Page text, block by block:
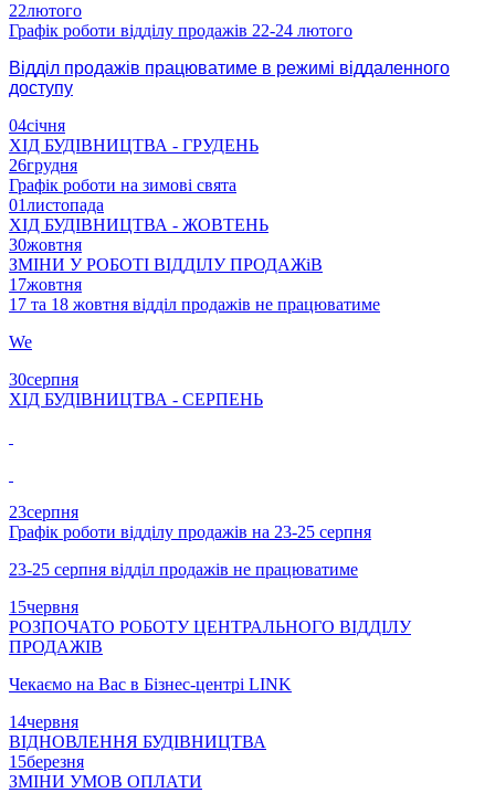
22лютого
Графік роботи відділу продажів 22-24 лютого
Відділ продажів працюватиме в режимі віддаленного
доступу
04січня
ХІД БУДІВНИЦТВА - ГРУДЕНЬ
26грудня
Графік роботи на зимові свята
01листопада
ХІД БУДІВНИЦТВА - ЖОВТЕНЬ
30жовтня
ЗМІНИ У РОБОТІ ВІДДІЛУ ПРОДАЖіВ
17жовтня
17 та 18 жовтня відділ продажів не працюватиме
We
30серпня
ХІД БУДІВНИЦТВА - СЕРПЕНЬ
23серпня
Графік роботи відділу продажів на 23-25 серпня
23-25 серпня відділ продажів не працюватиме
15червня
РОЗПОЧАТО РОБОТУ ЦЕНТРАЛЬНОГО ВІДДІЛУ
ПРОДАЖІВ
Чекаємо на Вас в Бізнес-центрі LINK
14червня
ВІДНОВЛЕННЯ БУДІВНИЦТВА
15березня
ЗМІНИ УМОВ ОПЛАТИ